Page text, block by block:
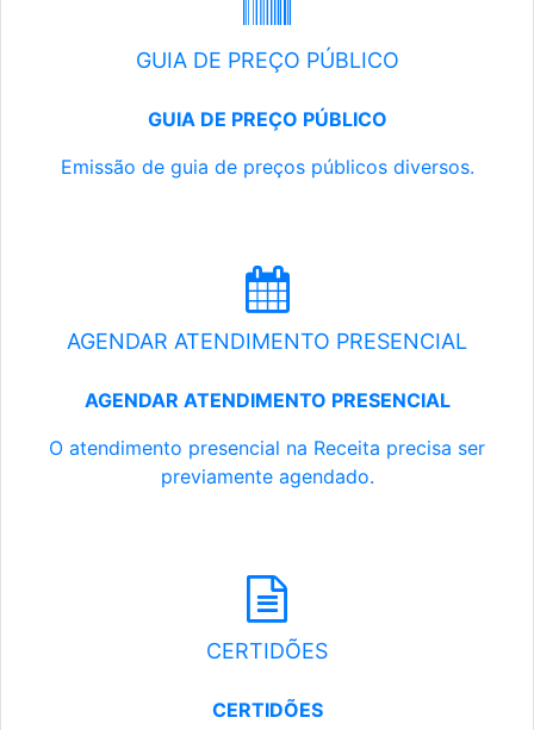
GUIA DE PREÇO PÚBLICO
GUIA DE PREÇO PÚBLICO
Emissão de guia de preços públicos diversos.
AGENDAR ATENDIMENTO PRESENCIAL
AGENDAR ATENDIMENTO PRESENCIAL
O atendimento presencial na Receita precisa ser
previamente agendado.
CERTIDÕES
CERTIDÕES